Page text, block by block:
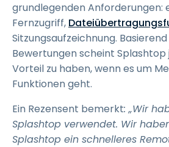
grundlegenden Anforderungen:
Fernzugriff,
Sitzungsaufzeichnung.
Bewertungen scheint Splashtop
Vorteil zu haben, wenn es um
Funktionen geht.
Ein Rezensent bemerkt: „Wir
Splashtop verwendet. Wir
Splashtop ein schnelleres